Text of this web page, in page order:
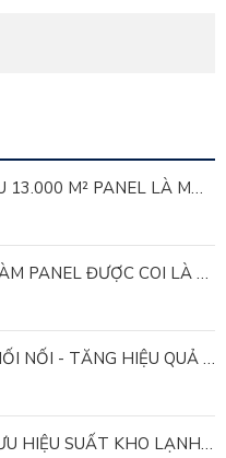
NAFOODS LONG AN - ĐẰNG SAU 13.000 M² PANEL LÀ MỘT BÀI TOÁN KỸ THUẬT
PNP | DỰ ÁN GIÀY CYPRESS: NGÀM PANEL ĐƯỢC COI LÀ VÙNG KỸ THUẬT QUAN TRỌNG?
PNP | DỰ ÁN KINH LÂM: GIẢM MỐI NỐI - TĂNG HIỆU QUẢ VẬN HÀNH KHO LẠNH
PNP | SAPO ĐỒNG THÁP - TỐI ƯU HIỆU SUẤT KHO LẠNH VỚI PANEL PROCY PIR MẬT ĐỘ CAO